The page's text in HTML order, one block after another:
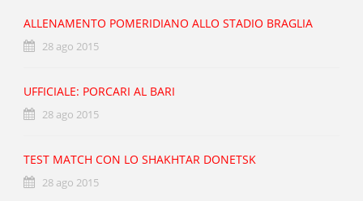
ALLENAMENTO POMERIDIANO ALLO STADIO BRAGLIA
28 ago 2015
UFFICIALE: PORCARI AL BARI
28 ago 2015
TEST MATCH CON LO SHAKHTAR DONETSK
28 ago 2015